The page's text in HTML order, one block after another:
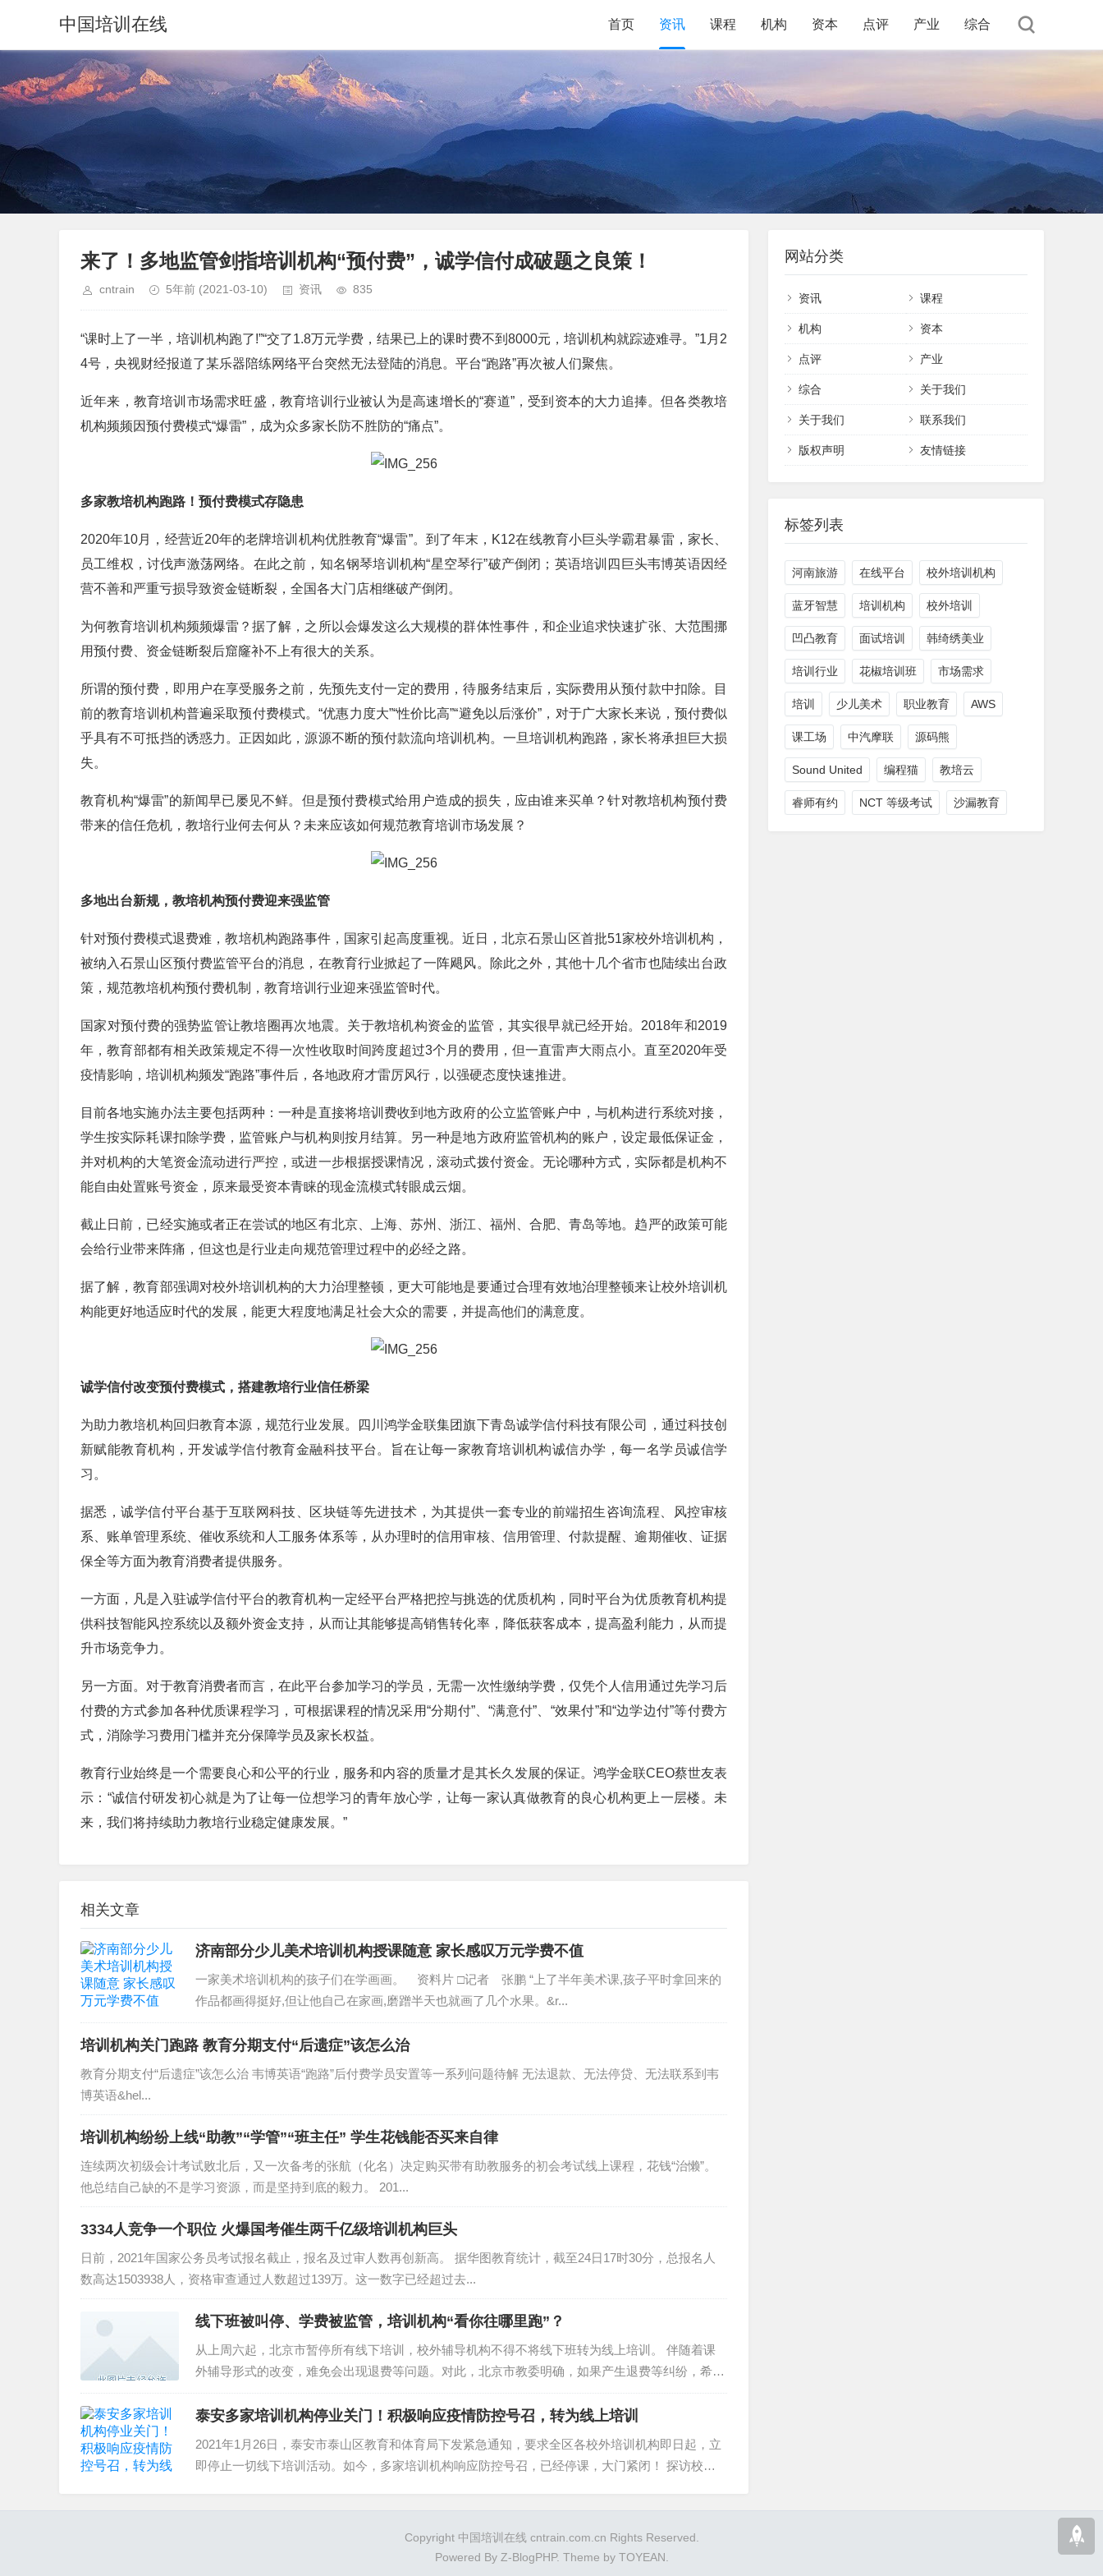
中国培训在线 首页 资讯 课程 机构 资本 点评 产业 综合
来了！多地监管剑指培训机构“预付费”，诚学信付成破题之良策！
cntrain 5年前 (2021-03-10) 资讯 835
“课时上了一半，培训机构跑了!”“交了1.8万元学费，结果已上的课时费不到8000元，培训机构就踪迹难寻。”1月2
4号，央视财经报道了某乐器陪练网络平台突然无法登陆的消息。平台“跑路”再次被人们聚焦。
近年来，教育培训市场需求旺盛，教育培训行业被认为是高速增长的“赛道”，受到资本的大力追捧。但各类教培
机构频频因预付费模式“爆雷”，成为众多家长防不胜防的“痛点”。
多家教培机构跑路！预付费模式存隐患
2020年10月，经营近20年的老牌培训机构优胜教育“爆雷”。到了年末，K12在线教育小巨头学霸君暴雷，家长、
员工维权，讨伐声激荡网络。在此之前，知名钢琴培训机构“星空琴行”破产倒闭；英语培训四巨头韦博英语因经
营不善和严重亏损导致资金链断裂，全国各大门店相继破产倒闭。
为何教育培训机构频频爆雷？据了解，之所以会爆发这么大规模的群体性事件，和企业追求快速扩张、大范围挪
用预付费、资金链断裂后窟窿补不上有很大的关系。
所谓的预付费，即用户在享受服务之前，先预先支付一定的费用，待服务结束后，实际费用从预付款中扣除。目
前的教育培训机构普遍采取预付费模式。“优惠力度大”“性价比高”“避免以后涨价”，对于广大家长来说，预付费似
乎具有不可抵挡的诱惑力。正因如此，源源不断的预付款流向培训机构。一旦培训机构跑路，家长将承担巨大损
失。
教育机构“爆雷”的新闻早已屡见不鲜。但是预付费模式给用户造成的损失，应由谁来买单？针对教培机构预付费
带来的信任危机，教培行业何去何从？未来应该如何规范教育培训市场发展？
多地出台新规，教培机构预付费迎来强监管
针对预付费模式退费难，教培机构跑路事件，国家引起高度重视。近日，北京石景山区首批51家校外培训机构，
被纳入石景山区预付费监管平台的消息，在教育行业掀起了一阵飓风。除此之外，其他十几个省市也陆续出台政
策，规范教培机构预付费机制，教育培训行业迎来强监管时代。
国家对预付费的强势监管让教培圈再次地震。关于教培机构资金的监管，其实很早就已经开始。2018年和2019
年，教育部都有相关政策规定不得一次性收取时间跨度超过3个月的费用，但一直雷声大雨点小。直至2020年受
疫情影响，培训机构频发“跑路”事件后，各地政府才雷厉风行，以强硬态度快速推进。
目前各地实施办法主要包括两种：一种是直接将培训费收到地方政府的公立监管账户中，与机构进行系统对接，
学生按实际耗课扣除学费，监管账户与机构则按月结算。另一种是地方政府监管机构的账户，设定最低保证金，
并对机构的大笔资金流动进行严控，或进一步根据授课情况，滚动式拨付资金。无论哪种方式，实际都是机构不
能自由处置账号资金，原来最受资本青睐的现金流模式转眼成云烟。
截止日前，已经实施或者正在尝试的地区有北京、上海、苏州、浙江、福州、合肥、青岛等地。趋严的政策可能
会给行业带来阵痛，但这也是行业走向规范管理过程中的必经之路。
据了解，教育部强调对校外培训机构的大力治理整顿，更大可能地是要通过合理有效地治理整顿来让校外培训机
构能更好地适应时代的发展，能更大程度地满足社会大众的需要，并提高他们的满意度。
诚学信付改变预付费模式，搭建教培行业信任桥梁
为助力教培机构回归教育本源，规范行业发展。四川鸿学金联集团旗下青岛诚学信付科技有限公司，通过科技创
新赋能教育机构，开发诚学信付教育金融科技平台。旨在让每一家教育培训机构诚信办学，每一名学员诚信学
习。
据悉，诚学信付平台基于互联网科技、区块链等先进技术，为其提供一套专业的前端招生咨询流程、风控审核
系、账单管理系统、催收系统和人工服务体系等，从办理时的信用审核、信用管理、付款提醒、逾期催收、证据
保全等方面为教育消费者提供服务。
一方面，凡是入驻诚学信付平台的教育机构一定经平台严格把控与挑选的优质机构，同时平台为优质教育机构提
供科技智能风控系统以及额外资金支持，从而让其能够提高销售转化率，降低获客成本，提高盈利能力，从而提
升市场竞争力。
另一方面。对于教育消费者而言，在此平台参加学习的学员，无需一次性缴纳学费，仅凭个人信用通过先学习后
付费的方式参加各种优质课程学习，可根据课程的情况采用“分期付”、“满意付”、“效果付”和“边学边付”等付费方
式，消除学习费用门槛并充分保障学员及家长权益。
教育行业始终是一个需要良心和公平的行业，服务和内容的质量才是其长久发展的保证。鸿学金联CEO蔡世友表
示：“诚信付研发初心就是为了让每一位想学习的青年放心学，让每一家认真做教育的良心机构更上一层楼。未
来，我们将持续助力教培行业稳定健康发展。”
相关文章
济南部分少儿美术培训机构授课随意 家长感叹万元学费不值
一家美术培训机构的孩子们在学画画。 资料片 □记者 张鹏 “上了半年美术课,孩子平时拿回来的
作品都画得挺好,但让他自己在家画,磨蹭半天也就画了几个水果。&r...
培训机构关门跑路 教育分期支付“后遗症”该怎么治
教育分期支付“后遗症”该怎么治 韦博英语“跑路”后付费学员安置等一系列问题待解 无法退款、无法停贷、无法联系到韦
博英语&hel...
培训机构纷纷上线“助教”“学管”“班主任” 学生花钱能否买来自律
连续两次初级会计考试败北后，又一次备考的张航（化名）决定购买带有助教服务的初会考试线上课程，花钱“治懒”。
他总结自己缺的不是学习资源，而是坚持到底的毅力。 201...
3334人竞争一个职位 火爆国考催生两千亿级培训机构巨头
日前，2021年国家公务员考试报名截止，报名及过审人数再创新高。 据华图教育统计，截至24日17时30分，总报名人
数高达1503938人，资格审查通过人数超过139万。这一数字已经超过去...
线下班被叫停、学费被监管，培训机构“看你往哪里跑”？
从上周六起，北京市暂停所有线下培训，校外辅导机构不得不将线下班转为线上培训。 伴随着课
外辅导形式的改变，难免会出现退费等问题。对此，北京市教委明确，如果产生退费等纠纷，希望
广大...
泰安多家培训机构停业关门！积极响应疫情防控号召，转为线上培训
2021年1月26日，泰安市泰山区教育和体育局下发紧急通知，要求全区各校外培训机构即日起，立
即停止一切线下培训活动。如今，多家培训机构响应防控号召，已经停课，大门紧闭！ 探访校外
网站分类
资讯 课程
机构 资本
点评 产业
综合 关于我们
关于我们 联系我们
版权声明 友情链接
标签列表
河南旅游 在线平台 校外培训机构
蓝牙智慧 培训机构 校外培训
凹凸教育 面试培训 韩绮绣美业
培训行业 花椒培训班 市场需求
培训 少儿美术 职业教育 AWS
课工场 中汽摩联 源码熊
Sound United 编程猫 教培云
睿师有约 NCT 等级考试 沙漏教育
Copyright 中国培训在线 cntrain.com.cn Rights Reserved.
Powered By Z-BlogPHP. Theme by TOYEAN